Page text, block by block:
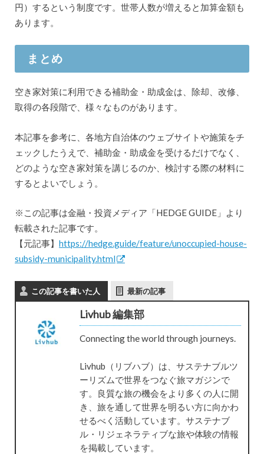
円）するという制度です。世帯人数が増えると加算金額も
あります。
まとめ
空き家対策に利用できる補助金・助成金は、除却、改修、
取得の各段階で、様々なものがあります。
本記事を参考に、各地方自治体のウェブサイトや施策をチ
ェックしたうえで、補助金・助成金を受けるだけでなく、
どのような空き家対策を講じるのか、検討する際の材料に
するとよいでしょう。
※この記事は金融・投資メディア「HEDGE GUIDE」より
転載された記事です。
【元記事】 https://hedge.guide/feature/unoccupied-house-
subsidy-municipality.html
この記事を書いた人 最新の記事
Livhub 編集部
Connecting the world through journeys.
Livhub（リブハブ）は、サステナブルツ
ーリズムで世界をつなぐ旅マガジンで
す。良質な旅の機会をより多くの人に開
き、旅を通して世界を明るい方に向かわ
せるべく活動しています。サステナブ
ル・リジェネラティブな旅や体験の情報
を掲載しています。